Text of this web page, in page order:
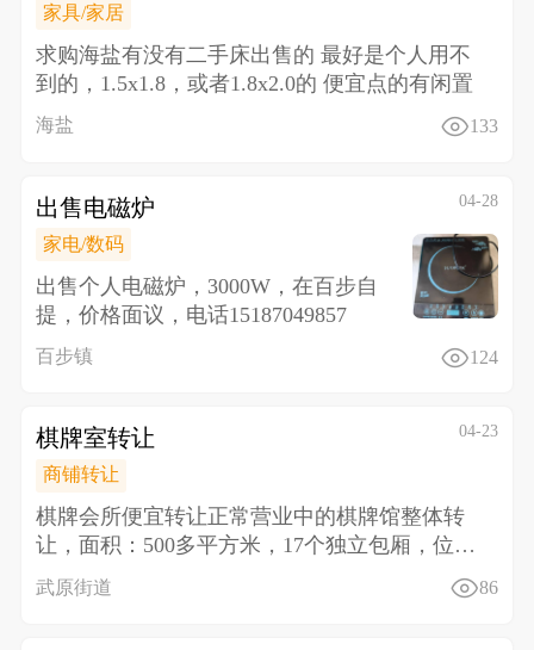
家具/家居
求购海盐有没有二手床出售的 最好是个人用不
到的，1.5x1.8，或者1.8x2.0的 便宜点的有闲置
海盐 133
出售电磁炉 04-28
家电/数码
出售个人电磁炉，3000W，在百步自
提，价格面议，电话15187049857
百步镇 124
棋牌室转让 04-23
商铺转让
棋牌会所便宜转让正常营业中的棋牌馆整体转
让， 面积：500多平方米，17个独立包厢，位置
好，停车方
武原街道 86